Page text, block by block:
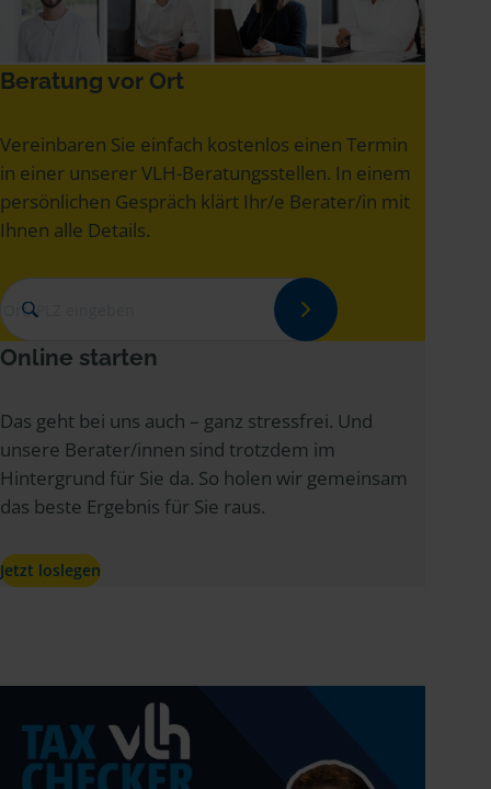
Beratung vor Ort
Vereinbaren Sie einfach kostenlos einen Termin
in einer unserer VLH-Beratungsstellen. In einem
persönlichen Gespräch klärt Ihr/e Berater/in mit
Ihnen alle Details.
Ort, PLZ eingeben
Online starten
Das geht bei uns auch – ganz stressfrei. Und
unsere Berater/innen sind trotzdem im
Hintergrund für Sie da. So holen wir gemeinsam
das beste Ergebnis für Sie raus.
Jetzt loslegen